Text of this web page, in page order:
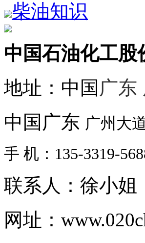
柴油知识
中国石油化工股
地址：中国 广东
中国广东 广州大
手 机：135-3319-
联系人：徐小姐
网址：